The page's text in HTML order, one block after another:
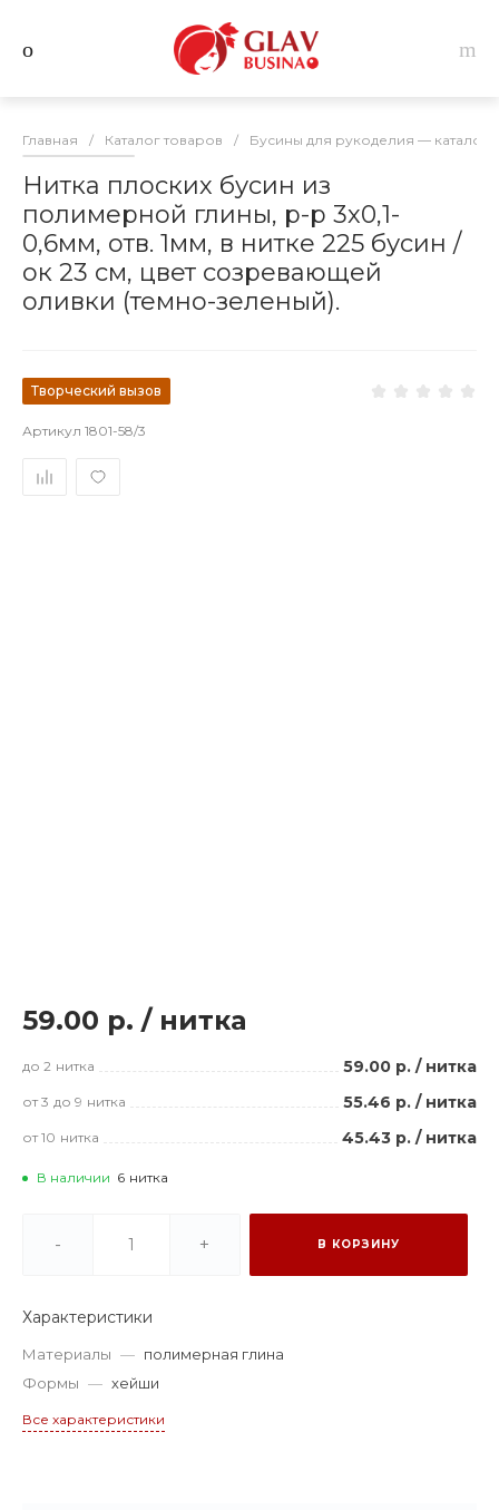
Главная / Каталог товаров / Бусины для рукоделия — каталог
Нитка плоских бусин из
полимерной глины, р-р 3х0,1-
0,6мм, отв. 1мм, в нитке 225 бусин /
ок 23 см, цвет созревающей
оливки (темно-зеленый).
Творческий вызов
Артикул 1801-58/3
59.00 р. / нитка
до 2 нитка 59.00 р. / нитка
от 3 до 9 нитка 55.46 р. / нитка
от 10 нитка 45.43 р. / нитка
В наличии 6 нитка
- + В КОРЗИНУ
Характеристики
Материалы — полимерная глина
Формы — хейши
Все характеристики